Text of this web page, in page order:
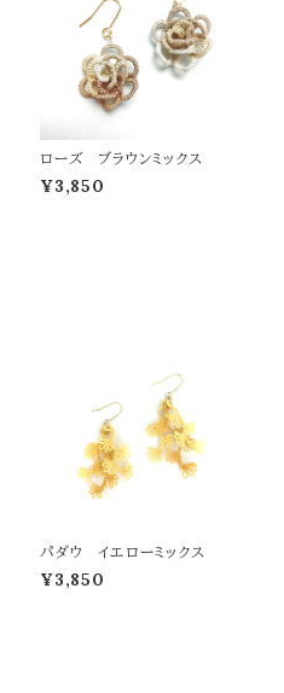
ローズ ブラウンミックス
¥3,850
パダウ イエローミックス
¥3,850